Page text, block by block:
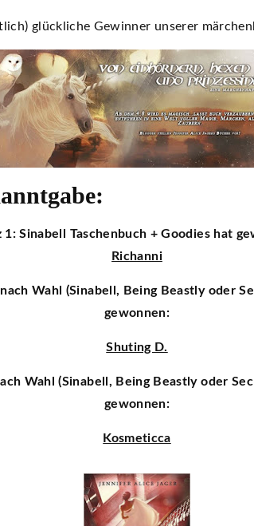
glückliche Gewinner unserer
1: Sinabell Taschenbuch + Goodies hat
Richanni
Wahl (Sinabell, Being Beastly oder
gewonnen:
Shuting D.
Wahl (Sinabell, Being Beastly oder
gewonnen:
Kosmeticca